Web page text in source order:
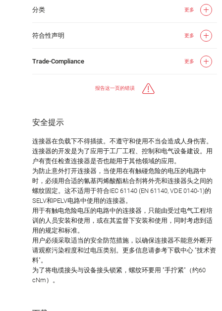
分类 更多
符合性声明 更多
Trade-Compliance 更多
报告这一页的错误
安全提示
连接器在负载下不得插拔。不遵守和使用不当会造成人身伤害。
连接器的开发是为了应用于工厂工程、控制和电气设备建设。用
户有责任检查连接器是否也能用于其他领域的应用。
为防止意外打开连接器，当使用在有触碰危险的电压的电路中
时，必须用合适的氰基丙烯酸酯粘合剂将外壳和连接器头之间的
螺纹固定。这不适用于符合IEC 61140 (EN 61140, VDE 0140-1)的
SELV和PELV电路中使用的连接器。
用于有触电危险电压的电路中的连接器，只能由受过电气工程培
训的人员安装和使用，或在其监督下安装和使用，同时考虑到适
用的规定和标准。
用户必须采取适当的安全防范措施，以确保连接器不能意外断开
请观察污染程度和过电压类别。更多信息请参考下载中心 "技术资
料"。
为了将电缆接头与设备接头锁紧，螺纹环要用 "手拧紧"（约60
cNm）。